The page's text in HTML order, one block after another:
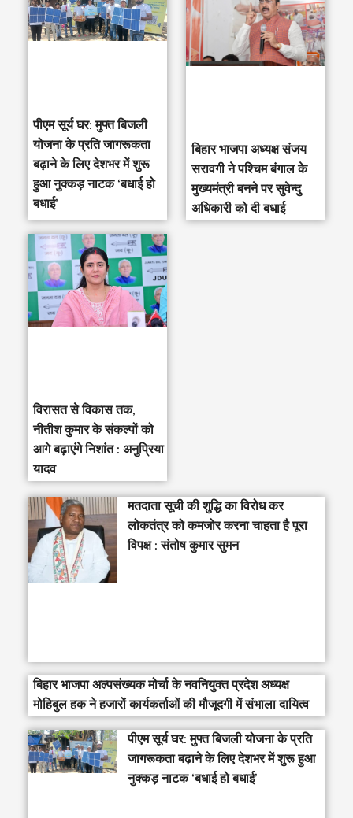
पीएम सूर्य घर: मुफ्त बिजली
योजना के प्रति जागरूकता
बढ़ाने के लिए देशभर में शुरू
हुआ नुक्कड़ नाटक ‘बधाई हो
बधाई’
‎बिहार भाजपा अध्यक्ष संजय
सरावगी ने पश्चिम बंगाल के
मुख्यमंत्री बनने पर सुवेन्दु
अधिकारी को दी बधाई
विरासत से विकास तक,
नीतीश कुमार के संकल्पों को
आगे बढ़ाएंगे निशांत : अनुप्रिया
यादव
मतदाता सूची की शुद्धि का विरोध कर
लोकतंत्र को कमजोर करना चाहता है पूरा
विपक्ष : संतोष कुमार सुमन
बिहार भाजपा अल्पसंख्यक मोर्चा के नवनियुक्त प्रदेश अध्यक्ष
मोहिबुल हक ने हजारों कार्यकर्ताओं की मौजूदगी में संभाला दायित्व
पीएम सूर्य घर: मुफ्त बिजली योजना के प्रति
जागरूकता बढ़ाने के लिए देशभर में शुरू हुआ
नुक्कड़ नाटक ‘बधाई हो बधाई’